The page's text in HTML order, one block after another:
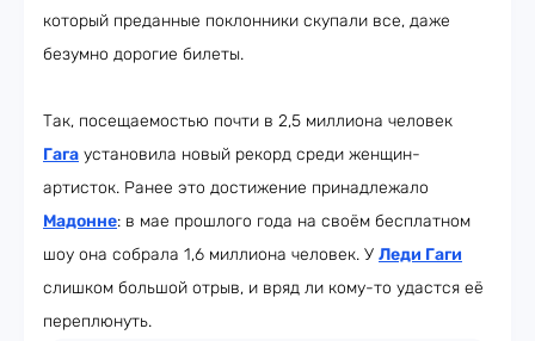
который преданные поклонники скупали все, даже
безумно дорогие билеты.
Так, посещаемостью почти в 2,5 миллиона человек
Гага установила новый рекорд среди женщин-
артисток. Ранее это достижение принадлежало
Мадонне: в мае прошлого года на своём бесплатном
шоу она собрала 1,6 миллиона человек. У Леди Гаги
слишком большой отрыв, и вряд ли кому-то удастся её
переплюнуть.